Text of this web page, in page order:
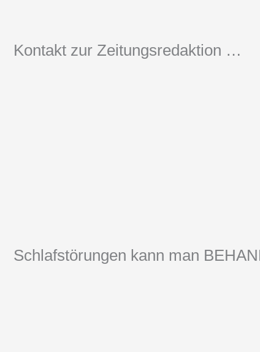
Kontakt zur Zeitungsredaktion …
Schlafstörungen kann man